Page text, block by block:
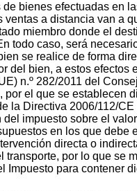
de bienes efectuadas en
ventas a distancia van a
miembro donde el
todo caso, será
se realice de forma
del bien, a estos efectos
n.º 282/2011 del
por el que se establecen
la Directiva 2006/112/CE
del impuesto sobre el
en los que debe
directa o
transporte, por lo que se
Impuesto para contener